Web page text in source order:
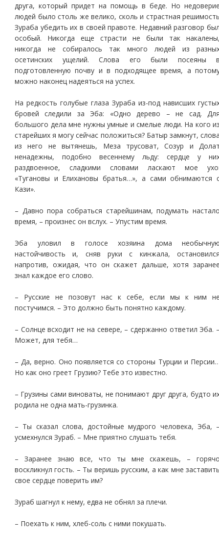
друга, который придет на помощь в беде. Но
людей было столь же велико, сколь и страстная
Зураба убедить их в своей правоте. Недавний разговор
особый. Никогда еще страсти не были так
никогда не собиралось так много людей из
осетинских ущелий. Слова его были посеяны
подготовленную почву и в подходящее время, а
можно наконец надеяться на успех.
На редкость голубые глаза Зураба из-под нависших
бровей следили за Эба: «Одно дерево – не сад.
большого дела мне нужны умные и смелые люди. На кого
старейших я могу сейчас положиться? Батыр замкнут,
из него не вытянешь, Меза трусоват, Созур и
ненадежны, подобно весеннему льду: сердце у
раздвоенное, сладкими словами ласкают мое
«Тугановы и Елихановы братья…», а сами обнимаются
Кази».
– Давно пора собраться старейшинам, подумать
время, – произнес он вслух. – Упустим время.
Эба уловил в голосе хозяина дома
настойчивость и, сняв руки с кинжала,
напротив, ожидая, что он скажет дальше, хотя
знал каждое его слово.
– Русские не позовут нас к себе, если мы к ним
постучимся. – Это должно быть понятно каждому.
– Солнце всходит не на севере, – сдержанно ответил Эба.
Может, для тебя…
– Да, верно. Оно появляется со стороны Турции и
Но как оно греет Грузию? Тебе это известно.
– Грузины сами виноваты, не понимают друг друга, будто
родила не одна мать-грузинка.
– Ты сказал слова, достойные мудрого человека, Эба,
усмехнулся Зураб. – Мне приятно слушать тебя.
– Заранее знаю все, что ты мне скажешь, –
воскликнул гость. – Ты веришь русским, а как мне
свое сердце поверить им?
Зураб шагнул к нему, едва не обнял за плечи.
– Поехать к ним, хлеб-соль с ними покушать.